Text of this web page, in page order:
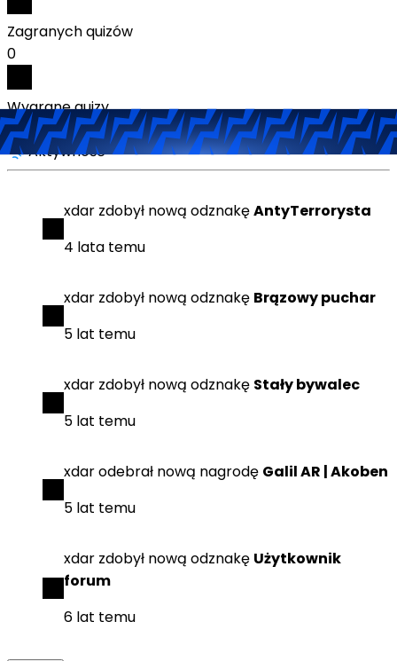
Zagranych quizów
0
Wygrane quizy
0
Aktywność
xdar zdobył nową odznakęAntyTerrorysta
4 lata temu
xdar zdobył nową odznakę Brązowy puchar
5 lat temu
xdar zdobył nową odznakę Stały bywalec
5 lat temu
xdarodebrał nową nagrodę Galil AR | Akoben
5 lat temu
xdar zdobył nową odznakę Użytkownik
forum
6 lat temu